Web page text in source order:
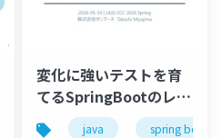
変化に強いテストを育
てるSpringBootのレイ
ヤー設計java spring boot